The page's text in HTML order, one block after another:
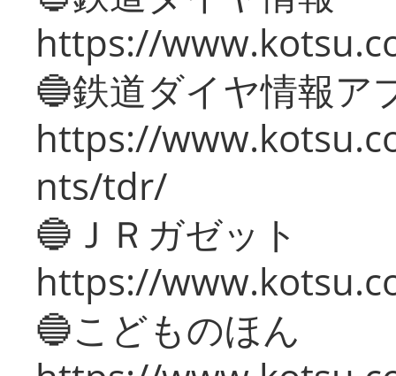
https://
🔵鉄道ダイヤ情報ア
https://
nts/tdr/
🔵ＪＲガゼット
https://
🔵こどものほん